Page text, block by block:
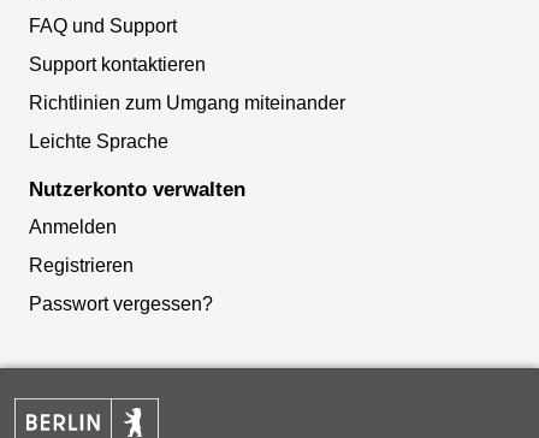
FAQ und Support
Support kontaktieren
Richtlinien zum Umgang miteinander
Leichte Sprache
Nutzerkonto verwalten
Anmelden
Registrieren
Passwort vergessen?